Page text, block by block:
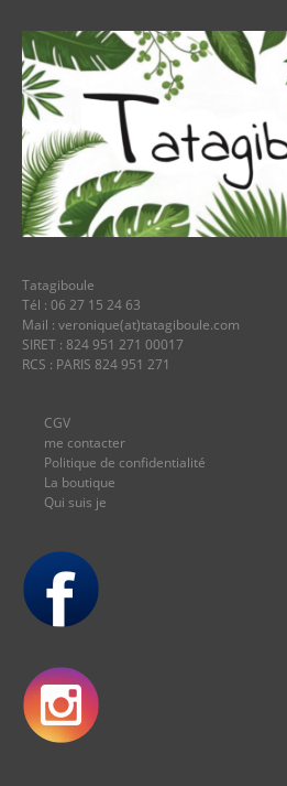
Tatagiboule
Tél : 06 27 15 24 63
Mail : veronique(at)tatagiboule.com
SIRET : 824 951 271 00017
RCS : PARIS 824 951 271
CGV
me contacter
Politique de confidentialité
La boutique
Qui suis je